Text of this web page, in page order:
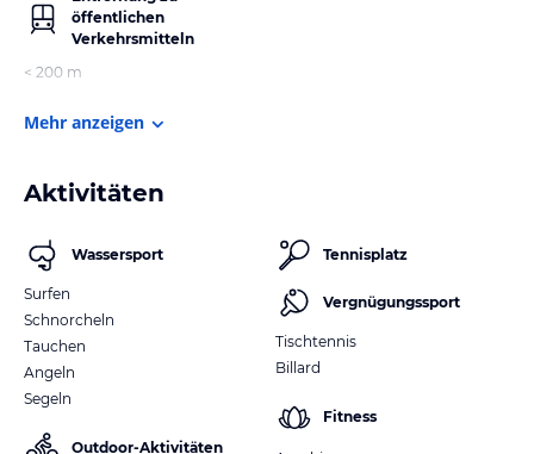
öffentlichen
Verkehrsmitteln
< 200 m
Mehr anzeigen
Aktivitäten
Wassersport
Surfen
Schnorcheln
Tauchen
Angeln
Segeln
Outdoor-Aktivitäten
Tennisplatz
Vergnügungssport
Tischtennis
Billard
Fitness